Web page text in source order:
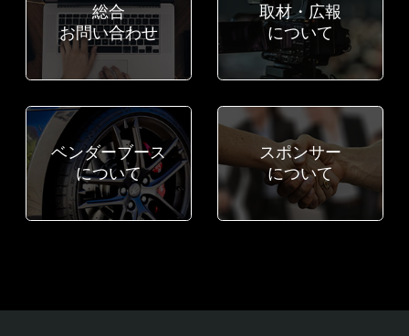
総合
お問い合わせ
取材・広報
について
ベンダーブース
について
スポンサー
について